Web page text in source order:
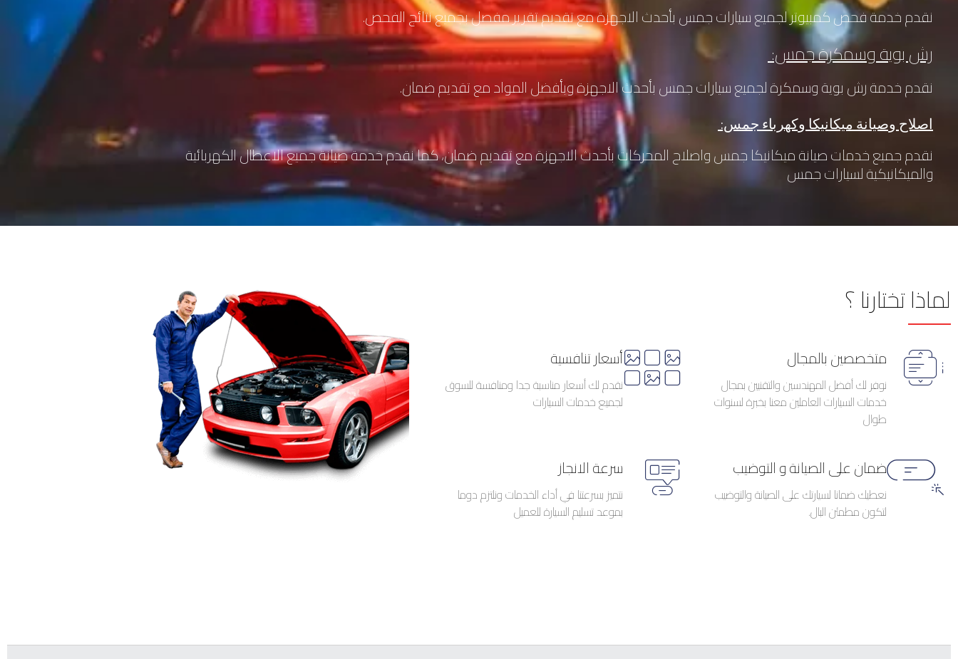
نقدم خدمة فحص كمبيوتر لجميع سيارات جمس بأحدث الاجهزة مع تقديم تقرير مفصل بجميع نتائج الفحص.
رش بوية وسمكرة جمس:
نقدم خدمة رش بوية وسمكرة لجميع سيارات جمس بأحدث الاجهزة وبأفضل المواد مع تقديم ضمان.
اصلاح وصيانة ميكانيكا وكهرباء جمس:
نقدم جميع خدمات صيانة ميكانيكا جمس واصلاح المحركات بأحدث الاجهزة مع تقديم ضمان، كما نقدم خدمة صيانة جميع الاعطال الكهربائية
والميكانيكية لسيارات جمس
لماذاتختارنا ؟
متخصصين بالمجال
نوفر لك أفضل المهندسين والتقنيين بمجال
خدمات السيارات العاملين معنا بخبرة لسنوات
طوال
أسعار تنافسية
نقدم لك أسعار مناسبة جدا ومنافسة للسوق
لجميع خدمات السيارات
ضمان على الصيانة و التوضيب
نعطيك ضمانا لسيارتك على الصيانة والتوضيب
لتكون مطمئن البال.
سرعة الانجاز
نتميز بسرعتنا في أداء الخدمات ونلتزم دوما
بموعد تسليم السيارة للعميل